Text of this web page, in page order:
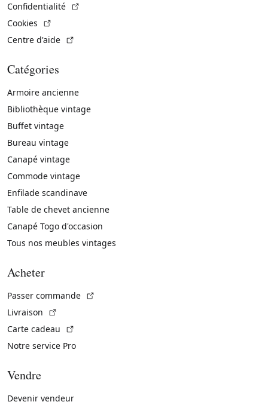
Confidentialité
Cookies
Centre d'aide
Catégories
Armoire ancienne
Bibliothèque vintage
Buffet vintage
Bureau vintage
Canapé vintage
Commode vintage
Enfilade scandinave
Table de chevet ancienne
Canapé Togo d'occasion
Tous nos meubles vintages
Acheter
Passer commande
Livraison
Carte cadeau
Notre service Pro
Vendre
Devenir vendeur